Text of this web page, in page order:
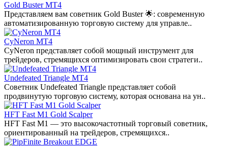
Gold Buster MT4
Представляем вам советник Gold Buster 🌟: современную
автоматизированную торговую систему для управле..
CyNeron MT4
CyNeron представляет собой мощный инструмент для
трейдеров, стремящихся оптимизировать свои стратеги..
Undefeated Triangle MT4
Советник Undefeated Triangle представляет собой
продвинутую торговую систему, которая основана на ун..
HFT Fast M1 Gold Scalper
HFT Fast M1 — это высокочастотный торговый советник,
ориентированный на трейдеров, стремящихся..